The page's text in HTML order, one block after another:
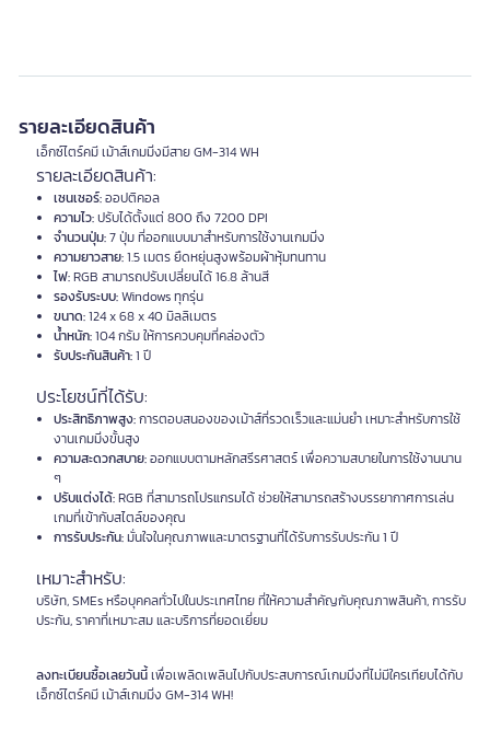
รายละเอียดสินค้า
เอ็กซ์ไตร์คมี เม้าส์เกมมิ่งมีสาย GM-314 WH
รายละเอียดสินค้า:
เซนเซอร์:ออปติคอล
ความไว:ปรับได้ตั้งแต่ 800 ถึง 7200 DPI
จำนวนปุ่ม:7 ปุ่ม ที่ออกแบบมาสำหรับการใช้งานเกมมิ่ง
ความยาวสาย:1.5 เมตร ยืดหยุ่นสูงพร้อมผ้าหุ้มทนทาน
ไฟ:RGB สามารถปรับเปลี่ยนได้ 16.8 ล้านสี
รองรับระบบ:Windows ทุกรุ่น
ขนาด:124 x 68 x 40 มิลลิเมตร
น้ำหนัก:104 กรัม ให้การควบคุมที่คล่องตัว
รับประกันสินค้า:1 ปี
ประโยชน์ที่ได้รับ:
ประสิทธิภาพสูง:การตอบสนองของเม้าส์ที่รวดเร็วและแม่นยำ เหมาะสำหรับการใช้
งานเกมมิ่งขั้นสูง
ความสะดวกสบาย:ออกแบบตามหลักสรีรศาสตร์ เพื่อความสบายในการใช้งานนาน
ๆ
ปรับแต่งได้:RGB ที่สามารถโปรแกรมได้ ช่วยให้สามารถสร้างบรรยากาศการเล่น
เกมที่เข้ากับสไตล์ของคุณ
การรับประกัน:มั่นใจในคุณภาพและมาตรฐานที่ได้รับการรับประกัน 1 ปี
เหมาะสำหรับ:
บริษัท, SMEs หรือบุคคลทั่วไปในประเทศไทย ที่ให้ความสำคัญกับคุณภาพสินค้า, การรับ
ประกัน, ราคาที่เหมาะสม และบริการที่ยอดเยี่ยม
ลงทะเบียนซื้อเลยวันนี้เพื่อเพลิดเพลินไปกับประสบการณ์เกมมิ่งที่ไม่มีใครเทียบได้กับ
เอ็กซ์ไตร์คมี เม้าส์เกมมิ่ง GM-314 WH!